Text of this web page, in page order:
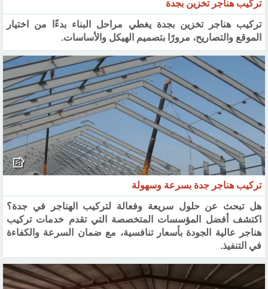
تركيب هناجر تخزين بجدة
تركيب هناجر تخزين بجدة يغطي مراحل البناء بدءًا من اختيار
الموقع والتصاريح، مرورًا بتصميم الهيكل والأساسات.
تركيب هناجر جدة بسرعة وسهولة
هل تبحث عن حلول سريعة وفعالة لتركيب الهناجر في جدة؟
اكتشف أفضل المؤسسات المتخصصة التي تقدم خدمات تركيب
هناجر عالية الجودة بأسعار تنافسية، مع ضمان السرعة والكفاءة
في التنفيذ.